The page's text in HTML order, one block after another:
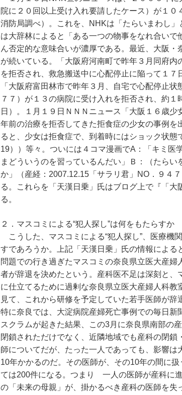
院に２０回以上受け入れ要請したケース）が１
消防局調べ）。これを、NHKは「たらいまわし
は大辞林によると「ある一つの物事をなれ合いで
ん否定的な意味合いが濃厚である。最近、大阪
が続いている。「大阪府河南町で昨年３月同府
を拒否され、救急搬送中に心配停止に陥って１７
「大阪府富田林市で昨年３月、自宅で心配停止
７７）が１３の病院に受け入れを拒否され、約
日）。１月１９日ＮＮＮニュース「大阪１６歳少
年前の治療を拒否してきた拒食症の少女の事例を
ると、少女は拒食症で、到着時にはショック状態
19））等々。ついには４コマ漫画でA：「キミ医
まどういうのを習っているんだい」Ｂ：（たら
か」（産経：2007.12.15「サラリ君」NO．９４
る。これらを「天漢日乗」氏はブログ上で『「
る。
２．マスコミによる“犯人探し”は何をもたらすか
こうした、マスコミによる“犯人探し”、医療機
すであろうか。上記「天漢日乗」氏の情報によ
問題での行き過ぎたマスコミの奈良県立医大産
者が辞退を決めたという。産科医不足は深刻と
に仕立てるために過剰な奈良県立医大産婦人科
見て、これから研修を予定していた若手医師が辞
特に奈良では、大淀病院産婦死亡事例での毎日
スクラムが起きた結果、この3月に奈良県南部の
閉鎖されただけでなく、近隣地域でも産科の閉
師についてだが、たった一人であっても、影響は
10年かかるのだ。その医師が、その10年の間に
ては200件になる。つまり 一人の医師が産科に
の「未来の母親」が、掛かるべき産科の医師を